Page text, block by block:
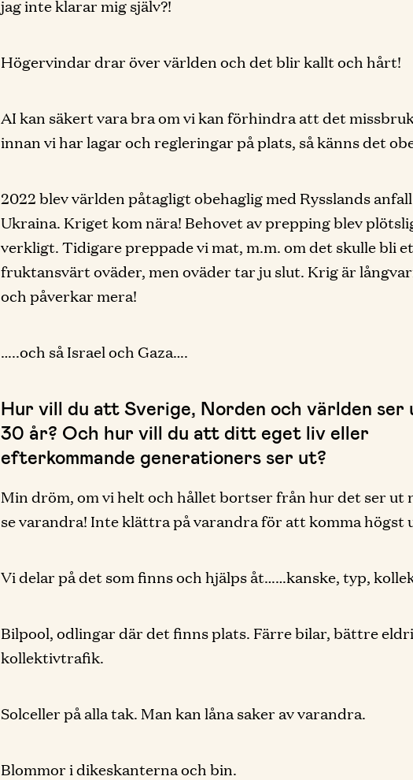
jag inte klarar mig själv?!
Högervindar drar över världen och det blir kallt och hårt!
AI kan säkert vara bra om vi kan förhindra att det
innan vi har lagar och regleringar på plats, så känns det
2022 blev världen påtagligt obehaglig med Rysslands
Ukraina. Kriget kom nära! Behovet av prepping blev
verkligt. Tidigare preppade vi mat, m.m. om det skulle bli
fruktansvärt oväder, men oväder tar ju slut. Krig är
och påverkar mera!
…..och så Israel och Gaza….
Hur vill du att Sverige, Norden och världen ser
30 år? Och hur vill du att ditt eget liv eller
efterkommande generationers ser ut?
Min dröm, om vi helt och hållet bortser från hur det ser ut
se varandra! Inte klättra på varandra för att komma högst
Vi delar på det som finns och hjälps åt……kanske, typ,
Bilpool, odlingar där det finns plats. Färre bilar, bättre
kollektivtrafik.
Solceller på alla tak. Man kan låna saker av varandra.
Blommor i dikeskanterna och bin.